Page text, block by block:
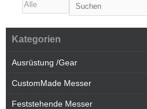
Kategorien
Ausrüstung /Gear
CustomMade Messer
Feststehende Messer